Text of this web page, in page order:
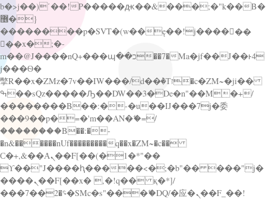
b�>j��)΄��!P�����ԫ��&���;�"k��B�
޶�}
��������p�SVT�(w��ę��!j������
��x�;�-
m��@J����nQ+���պ��כ��7�Ma�jf��J��ͱ4
j���Ѳ�
撆R��x�ZMz�7v��IW���/d��ٞ�Тז�c�ZM~�ji��
ߒ��sQz�����Ԡ��DW��3�De�n"��M�+/
��������B��:�-�u��IJ���7j�委
���9��p�=�'m��AN�ޭ�=/
��������B��:�-
�n&������nUf���������q��x�ZM~�c��
Ϲ�+,&��Ὰܢ��F[��(�1�*"��
ϒ��"J����ԧ�����<�;�b"�� ���"j�
����ܢ��F[��x� ,�!q�� қ�*]/
���؝�2��7�SMc�s"���ޭ�DQ/�应�ܢ��F_��!